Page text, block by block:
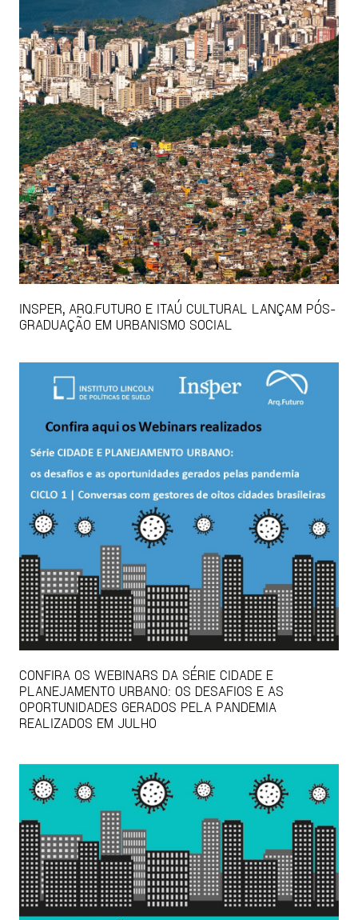
INSPER, ARQ.FUTURO E ITAÚ CULTURAL LANÇAM PÓS-
GRADUAÇÃO EM URBANISMO SOCIAL
CONFIRA OS WEBINARS DA SÉRIE CIDADE E
PLANEJAMENTO URBANO: OS DESAFIOS E AS
OPORTUNIDADES GERADOS PELA PANDEMIA
REALIZADOS EM JULHO